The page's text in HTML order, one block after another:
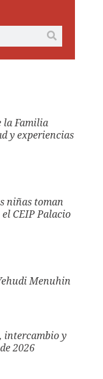
la Familia
y experiencias
niñas toman
CEIP Palacio
Menuhin
intercambio y
2026